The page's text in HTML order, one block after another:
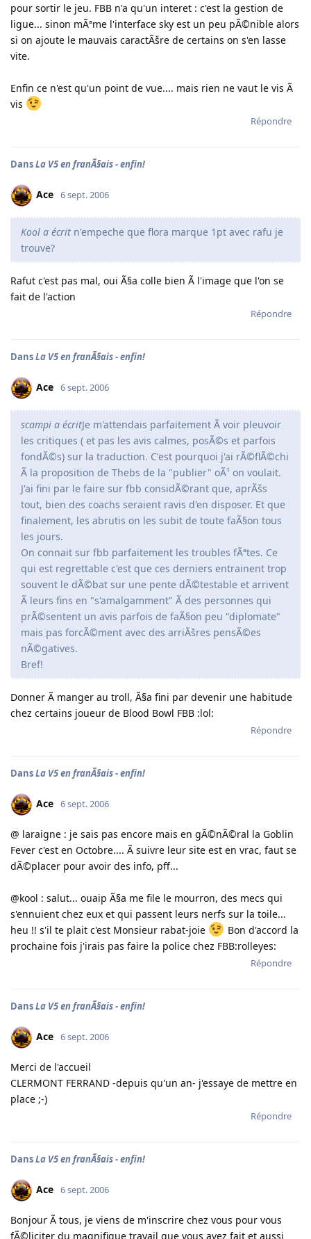
pour sortir le jeu. FBB n'a qu'un interet : c'est la gestion de
ligue... sinon mÃªme l'interface sky est un peu pÃ©nible alors
si on ajoute le mauvais caractÃšre de certains on s'en lasse
vite.
Enfin ce n'est qu'un point de vue.... mais rien ne vaut le vis Ã
vis
Répondre
DansLa V5 en franÃ§ais - enfin!
Ace 6 sept. 2006
Kool a écrit n'empeche que flora marque 1pt avec rafu je
trouve?
Rafut c'est pas mal, oui Ã§a colle bien Ã l'image que l'on se
fait de l'action
Répondre
DansLa V5 en franÃ§ais - enfin!
Ace 6 sept. 2006
scampi a écritJe m'attendais parfaitement Ã voir pleuvoir
les critiques ( et pas les avis calmes, posÃ©s et parfois
fondÃ©s) sur la traduction. C'est pourquoi j'ai rÃ©flÃ©chi
Ã la proposition de Thebs de la "publier" oÃ¹ on voulait.
J'ai fini par le faire sur fbb considÃ©rant que, aprÃšs
tout, bien des coachs seraient ravis d'en disposer. Et que
finalement, les abrutis on les subit de toute faÃ§on tous
les jours.
On connait sur fbb parfaitement les troubles fÃªtes. Ce
qui est regrettable c'est que ces derniers entrainent trop
souvent le dÃ©bat sur une pente dÃ©testable et arrivent
Ã leurs fins en "s'amalgamment" Ã des personnes qui
prÃ©sentent un avis parfois de faÃ§on peu "diplomate"
mais pas forcÃ©ment avec des arriÃšres pensÃ©es
nÃ©gatives.
Bref!
Donner Ã manger au troll, Ã§a fini par devenir une habitude
chez certains joueur de Blood Bowl FBB :lol:
Répondre
DansLa V5 en franÃ§ais - enfin!
Ace 6 sept. 2006
@ laraigne : je sais pas encore mais en gÃ©nÃ©ral la Goblin
Fever c'est en Octobre.... Ã suivre leur site est en vrac, faut se
dÃ©placer pour avoir des info, pff...
@kool : salut... ouaip Ã§a me file le mourron, des mecs qui
s'ennuient chez eux et qui passent leurs nerfs sur la toile...
heu !! s'il te plait c'est Monsieur rabat-joie
Bon d'accord la
prochaine fois j'irais pas faire la police chez FBB:rolleyes:
Répondre
DansLa V5 en franÃ§ais - enfin!
Ace 6 sept. 2006
Merci de l'accueil
CLERMONT FERRAND -depuis qu'un an- j'essaye de mettre en
place ;-)
Répondre
DansLa V5 en franÃ§ais - enfin!
Ace 6 sept. 2006
Bonjour Ã tous, je viens de m'inscrire chez vous pour vous
fÃ©liciter du magnifique travail que vous avez fait et aussi